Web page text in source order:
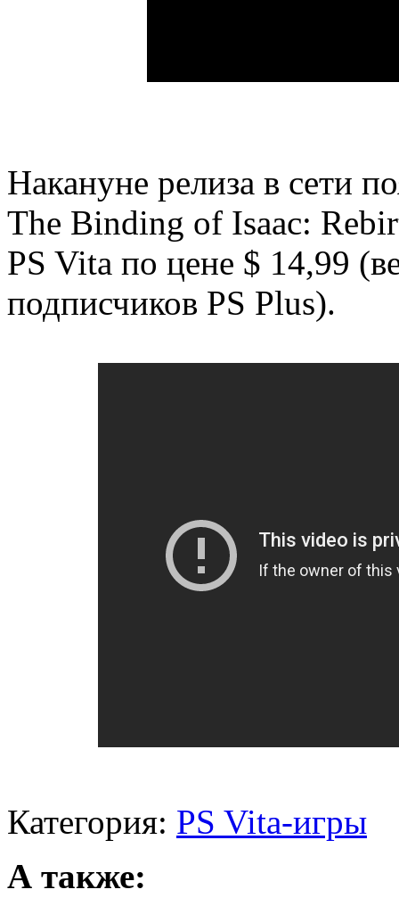
Накануне релиза в сети
The Binding of Isaac:
PS Vita по цене $ 14,99
подписчиков PS Plus).
Категория: PS Vita-игры
А также: